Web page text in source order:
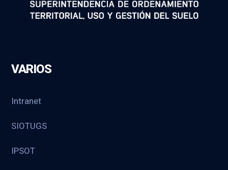
VARIOS
Intranet
SIOTUGS
IPSOT